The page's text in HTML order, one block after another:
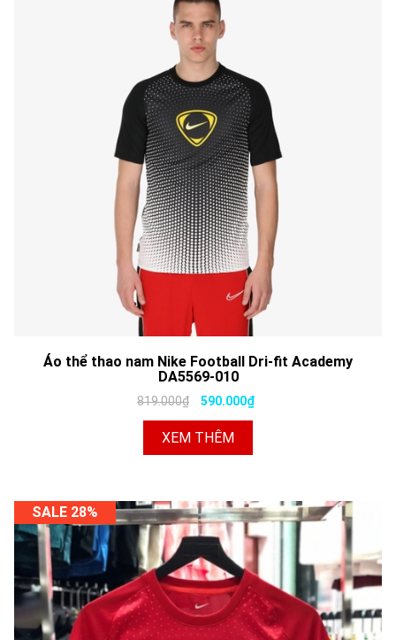
Áo thể thao nam Nike Football Dri-fit Academy
DA5569-010
819.000₫ 590.000₫
XEM THÊM
SALE 28%